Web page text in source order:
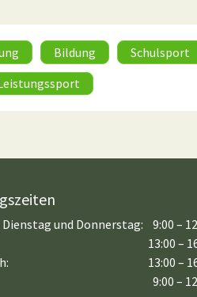
Bildung
Schulsport
und Donnerstag:
9:00 –
13:00 –
13:00 –
9:00 –